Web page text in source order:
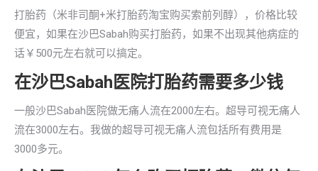
打胎药（米非司酮+米打胎药淘宝购买索前列醇），价格比较
便宜，如果在沙巴Sabah购买打胎药，如果不出现其他病症的
话￥500元左右就可以搞定。
在沙巴Sabah医院打胎药需要多少钱
一般沙巴Sabah医院做无痛人流在2000左右。超导可视无痛人
流在3000左右。我做的超导可视无痛人流包括所有费用是
3000多元。